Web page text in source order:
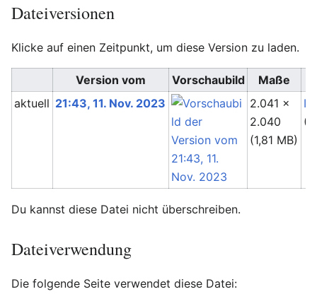
Dateiversionen
Klicke auf einen Zeitpunkt, um diese Version zu laden.
Version vom Vorschaubild
Maße
aktuell 21:43, 11. Nov. 2023
2.041 ×
2.040
(1,81 MB)
(
Du kannst diese Datei nicht überschreiben.
Dateiverwendung
Die folgende Seite verwendet diese Datei: